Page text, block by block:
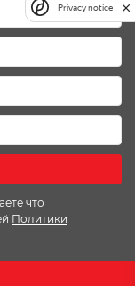
что
Политики
Privacy notice